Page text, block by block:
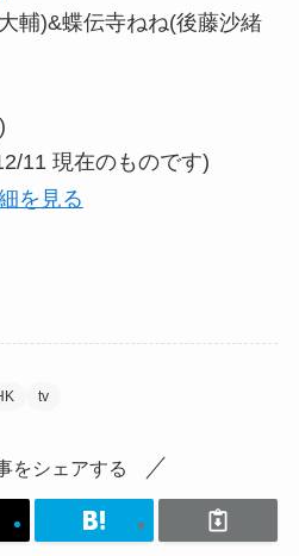
輔)&蝶伝寺ねね(後藤沙緒
11 現在のものです)
を見る
tv
をシェアする